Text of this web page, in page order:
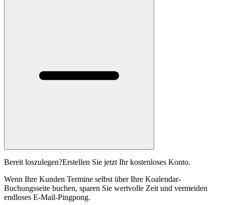
Bereit loszulegen?Erstellen Sie jetzt Ihr kostenloses Konto.
Wenn Ihre Kunden Termine selbst über Ihre Koalendar-
Buchungsseite buchen, sparen Sie wertvolle Zeit und vermeiden
endloses E-Mail-Pingpong.